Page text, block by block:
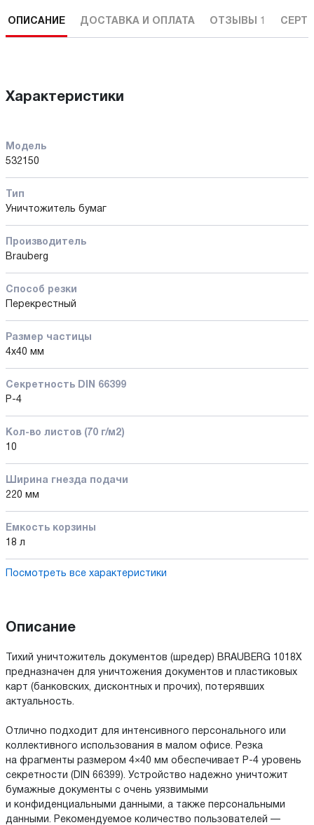
ОПИСАНИЕ ДОСТАВКА И ОПЛАТА ОТЗЫВЫ
Характеристики
Модель
532150
Тип
Уничтожитель бумаг
Производитель
Brauberg
Способ резки
Перекрестный
Размер частицы
4х40 мм
Секретность DIN 66399
P-4
Кол-во листов (70 г/м2)
10
Ширина гнезда подачи
220 мм
Емкость корзины
18 л
Посмотреть все характеристики
Описание
Тихий уничтожитель документов (шредер) BRAUBERG 1018X
предназначен для уничтожения документов и пластиковых
карт (банковских, дисконтных и прочих), потерявших
актуальность.
Отлично подходит для интенсивного персонального или
коллективного использования в малом офисе. Резка
на фрагменты размером 4×40 мм обеспечивает P-4 уровень
секретности (DIN 66399). Устройство надежно уничтожит
бумажные документы с очень уязвимыми
и конфиденциальными данными, а также персональными
данными. Рекомендуемое количество пользователей —